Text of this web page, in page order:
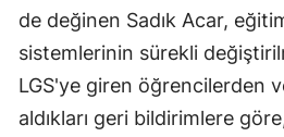
de değinen Sadık Acar,
sistemlerinin sürekli
LGS'ye giren öğrencilerden
aldıkları geri bildirimlere